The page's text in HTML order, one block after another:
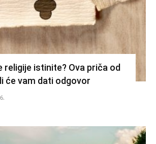
religije istinite? Ova priča od
će vam dati odgovor